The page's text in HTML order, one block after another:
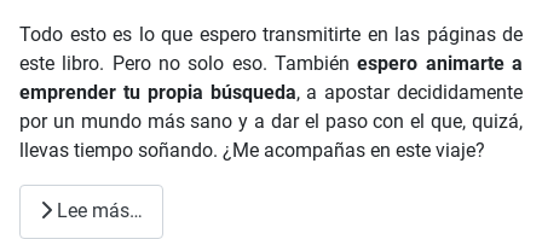
Todo esto es lo que espero transmitirte en las páginas de
este libro. Pero no solo eso. Tambiénespero animarte a
emprender tu propia búsqueda, a apostar decididamente
por un mundo más sano y a dar el paso con el que, quizá,
llevas tiempo soñando. ¿Me acompañas en este viaje?
Lee más…